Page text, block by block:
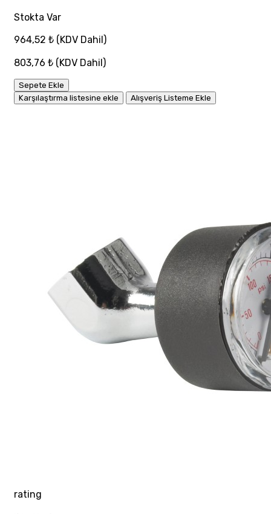
Stokta Var
964,52 ₺ (KDV Dahil)
803,76 ₺ (KDV Dahil)
Sepete Ekle
Karşılaştırma listesine ekle
Alışveriş Listeme Ekle
rating